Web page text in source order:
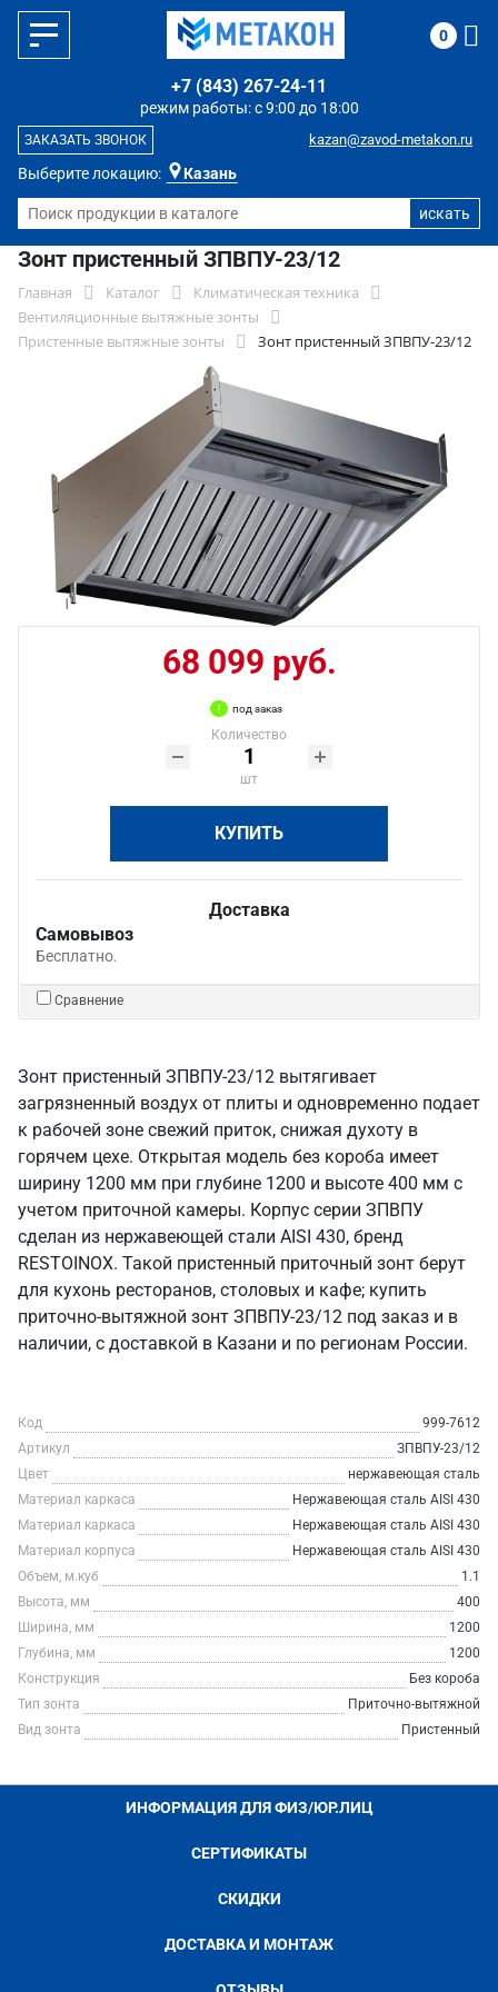
Выберите локацию: Казань
режим работы: с 9:00 до 18:00
+7 (843) 267-24-11
kazan@zavod-metakon.ru
ЗАКАЗАТЬ ЗВОНОК
0
Зонт пристенный ЗПВПУ-23/12
Главная Каталог
Климатическая техника
Вентиляционные вытяжные зонты
Пристенные вытяжные зонты
Зонт пристенный ЗПВПУ-23/12
68 099 руб.
под заказ
Количество
шт
КУПИТЬ
Доставка
Самовывоз
Бесплатно.
Сравнение
Зонт пристенный ЗПВПУ-23/12 вытягивает
загрязненный воздух от плиты и одновременно подает
к рабочей зоне свежий приток, снижая духоту в
горячем цехе. Открытая модель без короба имеет
ширину 1200 мм при глубине 1200 и высоте 400 мм с
учетом приточной камеры. Корпус серии ЗПВПУ
сделан из нержавеющей стали AISI 430, бренд
RESTOINOX. Такой пристенный приточный зонт берут
для кухонь ресторанов, столовых и кафе; купить
приточно-вытяжной зонт ЗПВПУ-23/12 под заказ и в
наличии, с доставкой в Казани и по регионам России.
Код
999-7612
Артикул
ЗПВПУ-23/12
Цвет
нержавеющая сталь
Материал каркаса
Нержавеющая сталь AISI 430
Материал каркаса
Нержавеющая сталь AISI 430
Материал корпуса
Нержавеющая сталь AISI 430
Объем, м.куб
1.1
Высота, мм
400
Ширина, мм
1200
Глубина, мм
1200
Конструкция
Без короба
Тип зонта
Приточно-вытяжной
Вид зонта
Пристенный
ИНФОРМАЦИЯ ДЛЯ ФИЗ/ЮР.ЛИЦ
СЕРТИФИКАТЫ
СКИДКИ
ДОСТАВКА И МОНТАЖ